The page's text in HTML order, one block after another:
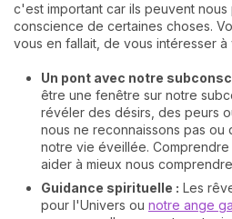
c'est important car ils peuvent
conscience de certaines choses.
vous en fallait, de vous intéresser à
Un pont avec notre
être une fenêtre sur notre
révéler des désirs, des peurs
nous ne reconnaissons pas ou
notre vie éveillée.
aider à mieux nous
Guidance spirituelle : Les
pour l'Univers ou notre ange